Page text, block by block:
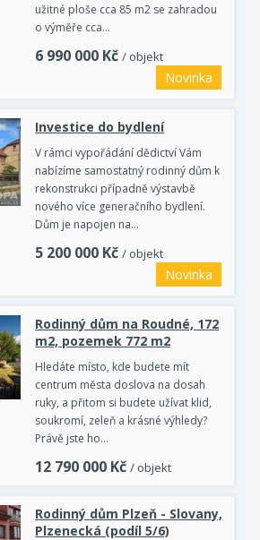
užitné ploše cca 85 m2 se zahradou
o výměře cca…
6 990 000 Kč / objekt
Novinka
Investice do bydlení
V rámci vypořádání dědictví Vám
nabízíme samostatný rodinný dům k
rekonstrukci případně výstavbě
nového více generačního bydlení.
Dům je napojen na…
5 200 000 Kč / objekt
Novinka
Rodinný dům na Roudné, 172
m2, pozemek 772 m2
Hledáte místo, kde budete mít
centrum města doslova na dosah
ruky, a přitom si budete užívat klid,
soukromí, zeleň a krásné výhledy?
Právě jste ho…
12 790 000 Kč / objekt
Rodinný dům Plzeň - Slovany,
Plzenecká (podíl 5/6)